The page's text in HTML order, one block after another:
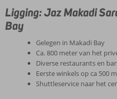
Ligging: Jaz Makadi
Bay
Gelegen in Makadi Bay
Ca. 800 meter van het
Diverse restaurants en
Eerste winkels op ca 500
Shuttleservice naar het